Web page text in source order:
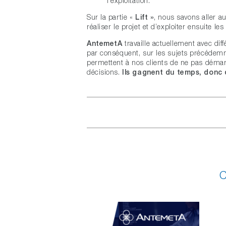
Sur la partie « Lift », nous savons aller
réaliser le projet et d’exploiter ensuite
AntemetA travaille actuellement avec
par conséquent, sur les sujets
permettent à nos clients de ne pas
décisions. Ils gagnent du temps, donc